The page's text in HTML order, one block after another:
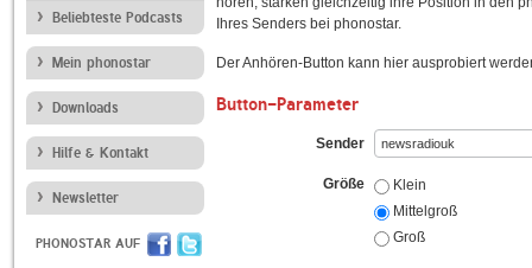
Beliebteste Podcasts
Mein phonostar
Downloads
Hilfe & Kontakt
Newsletter
PHONOSTAR AUF
Ihres Senders bei phonostar.
Der Anhören-Button kann hier ausprobiert
Button-Parameter
Sender
Größe
Klein
Mittelgroß
Groß